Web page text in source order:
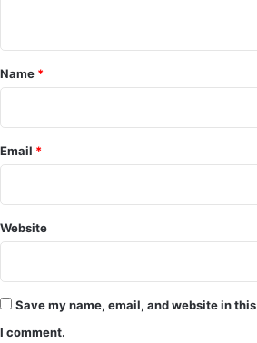
*
Name *
Email *
Website
Save my name, email, and website in
I comment.